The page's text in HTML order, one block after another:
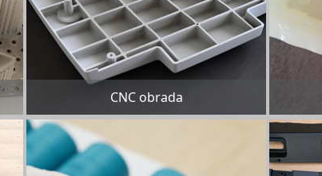
CNC obrada